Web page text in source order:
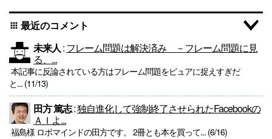
apps 最近のコメント
未来人:フレーム問題は解決済み －フレーム問題に見
る、...
本記事に反論されている方はフレーム問題をピュアに捉えすぎだ
と... (11/13)
田方 篤志:独自進化して強制終了させられたFacebookの
ＡＩよ...
福島様 ロボマインドの田方です。 2冊とも本を買って... (6/16)